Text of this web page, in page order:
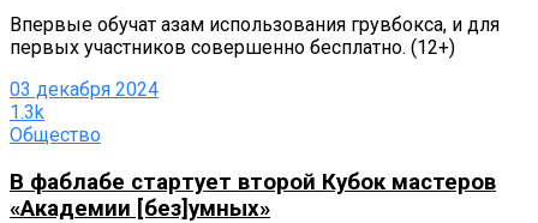
Впервые обучат азам использования грувбокса, и для
первых участников совершенно бесплатно. (12+)
03 декабря 2024
1.3k
Общество
В фаблабе стартует второй Кубок мастеров
«Академии [без]умных»